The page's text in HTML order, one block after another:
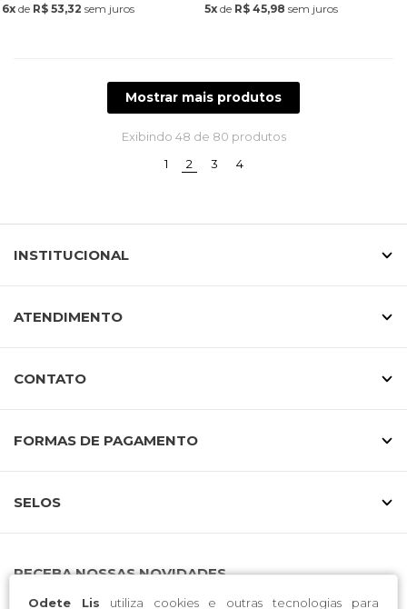
Odete Lis utiliza cookies e outras tecnologias para
6xde R$ 53,32 sem juros 5x de R$ 45,98 sem juros
Mostrar mais produtos
Exibindo 48 de 80 produtos
1
2(current)
3 4
INSTITUCIONAL
ATENDIMENTO
CONTATO
FORMAS DE PAGAMENTO
SELOS
RECEBA NOSSAS NOVIDADES